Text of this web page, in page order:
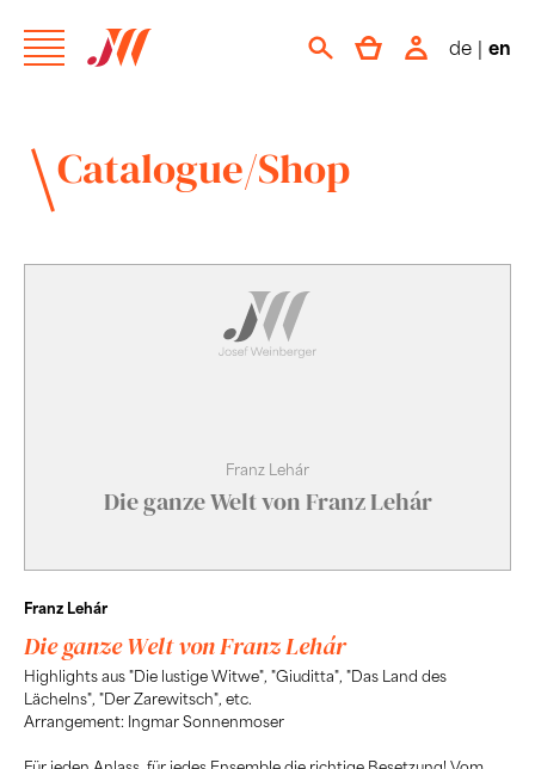
de | en
Catalogue/Shop
Franz Lehár
Die ganze Welt von Franz Lehár
Franz Lehár
Die ganze Welt von Franz Lehár
Highlights aus "Die lustige Witwe", "Giuditta", "Das Land des
Lächelns", "Der Zarewitsch", etc.
Arrangement: Ingmar Sonnenmoser